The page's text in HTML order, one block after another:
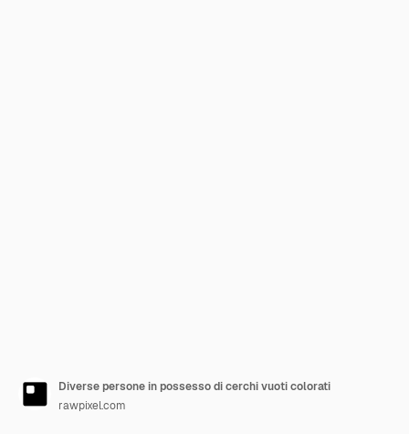
Diverse persone in possesso di cerchi vuoti colorati
rawpixel.com